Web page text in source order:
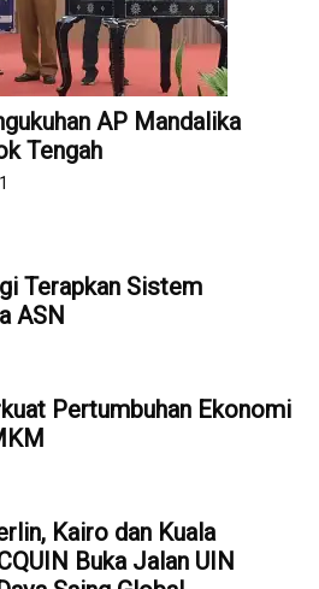
AP Mandalika
Tengah
Terapkan Sistem
ASN
Pertumbuhan Ekonomi
Kairo dan Kuala
Buka Jalan UIN